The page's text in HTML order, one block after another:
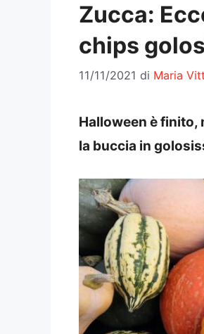
Zucca:
chips
11/11/2021 di Maria
Halloween è finito,
la buccia in